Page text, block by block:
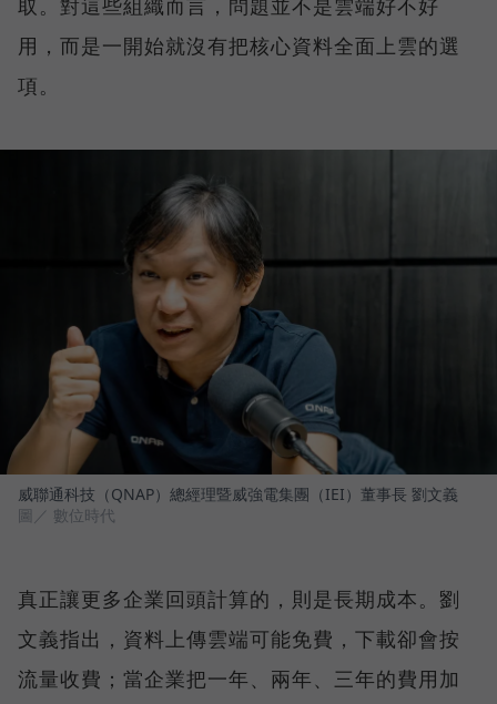
取。對這些組織而言，問題並不是雲端好不好
用，而是一開始就沒有把核心資料全面上雲的選
項。
威聯通科技（QNAP）總經理暨威強電集團（IEI）董事長 劉文義
圖／ 數位時代
真正讓更多企業回頭計算的，則是長期成本。劉
文義指出，資料上傳雲端可能免費，下載卻會按
流量收費；當企業把一年、兩年、三年的費用加